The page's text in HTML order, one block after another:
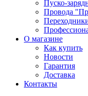
Пуско-
Провода
О магазине
Как купить
Новости
Гарантия
Доставка
Контакты